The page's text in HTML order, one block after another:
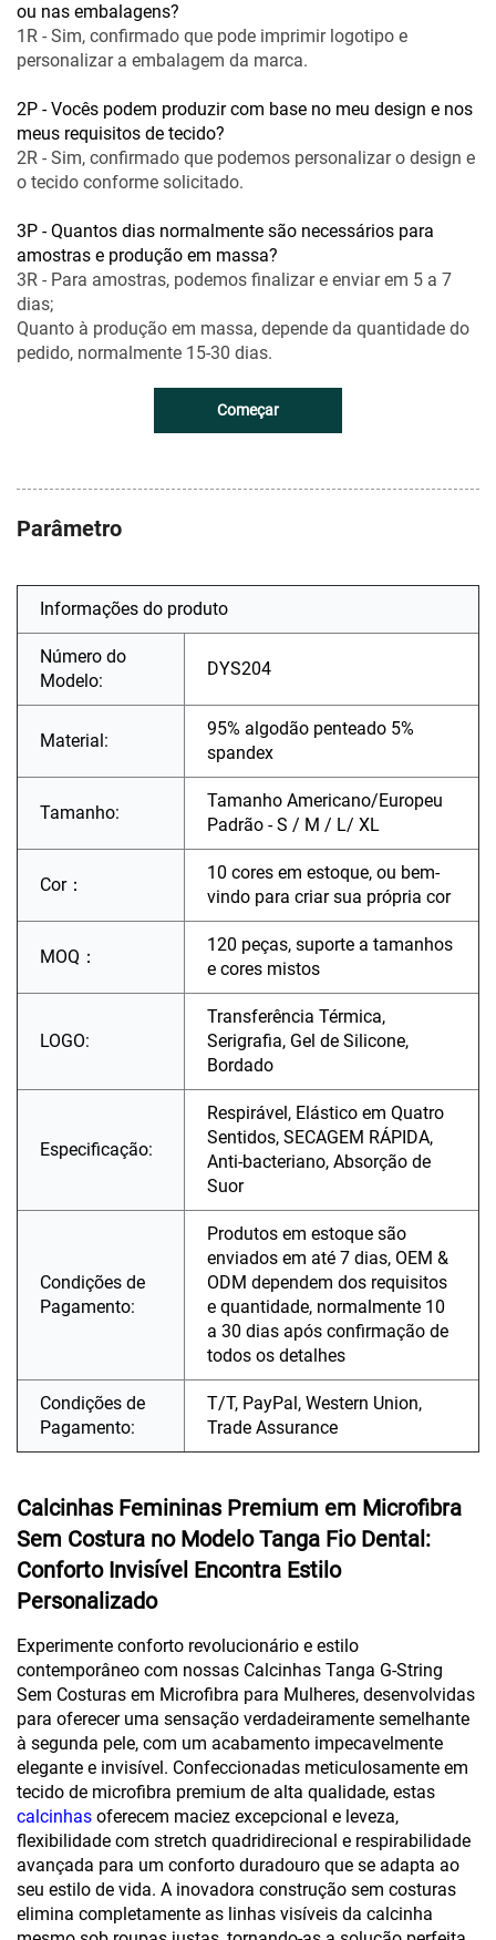
ou nas embalagens?
1R - Sim, confirmado que pode imprimir logotipo e
personalizar a embalagem da marca.
2P - Vocês podem produzir com base no meu design e nos
meus requisitos de tecido?
2R - Sim, confirmado que podemos personalizar o design e
o tecido conforme solicitado.
3P - Quantos dias normalmente são necessários para
amostras e produção em massa?
3R - Para amostras, podemos finalizar e enviar em 5 a 7
dias;
Quanto à produção em massa, depende da quantidade do
pedido, normalmente 15-30 dias.
Começar
Parâmetro
Informações do produto
Número do
Modelo:
DYS204
Material:
95% algodão penteado 5%
spandex
Tamanho:
Tamanho Americano/Europeu
Padrão - S / M / L/ XL
Cor：
10 cores em estoque, ou bem-
vindo para criar sua própria cor
MOQ：
120 peças, suporte a tamanhos
e cores mistos
LOGO:
Transferência Térmica,
Serigrafia, Gel de Silicone,
Bordado
Especificação:
Respirável, Elástico em Quatro
Sentidos, SECAGEM RÁPIDA,
Anti-bacteriano, Absorção de
Suor
Condições de
Pagamento:
Produtos em estoque são
enviados em até 7 dias, OEM &
ODM dependem dos requisitos
e quantidade, normalmente 10
a 30 dias após confirmação de
todos os detalhes
Condições de
Pagamento:
T/T, PayPal, Western Union,
Trade Assurance
Calcinhas Femininas Premium em Microfibra
Sem Costura no Modelo Tanga Fio Dental:
Conforto Invisível Encontra Estilo
Personalizado
Experimente conforto revolucionário e estilo
contemporâneo com nossas Calcinhas Tanga G-String
Sem Costuras em Microfibra para Mulheres, desenvolvidas
para oferecer uma sensação verdadeiramente semelhante
à segunda pele, com um acabamento impecavelmente
elegante e invisível. Confeccionadas meticulosamente em
tecido de microfibra premium de alta qualidade, estas
calcinhas oferecem maciez excepcional e leveza,
flexibilidade com stretch quadridirecional e respirabilidade
avançada para um conforto duradouro que se adapta ao
seu estilo de vida. A inovadora construção sem costuras
elimina completamente as linhas visíveis da calcinha